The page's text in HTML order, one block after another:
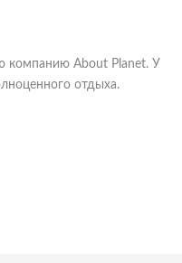
компанию About Planet. У
отдыха.